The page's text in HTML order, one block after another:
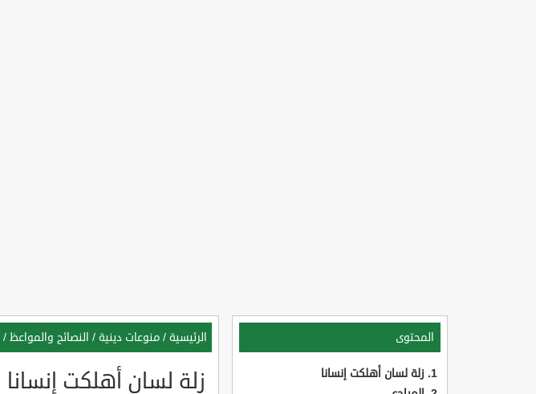
المحتوى
زلة لسان أهلكت إنسانا
الرئيسية / منوعات دينية / النصائح والمواعظ /
زلة لسان أهلكت إنسانا